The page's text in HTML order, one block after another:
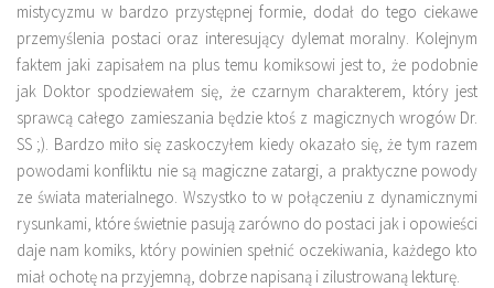
mistycyzmu w bardzo przystępnej formie, dodał do tego ciekawe
przemyślenia postaci oraz interesujący dylemat moralny. Kolejnym
faktem jaki zapisałem na plus temu komiksowi jest to, że podobnie
jak Doktor spodziewałem się, że czarnym charakterem, który jest
sprawcą całego zamieszania będzie ktoś z magicznych wrogów Dr.
SS ;). Bardzo miło się zaskoczyłem kiedy okazało się, że tym razem
powodami konfliktu nie są magiczne zatargi, a praktyczne powody
ze świata materialnego. Wszystko to w połączeniu z dynamicznymi
rysunkami, które świetnie pasują zarówno do postaci jak i opowieści
daje nam komiks, który powinien spełnić oczekiwania, każdego kto
miał ochotę na przyjemną, dobrze napisaną i zilustrowaną lekturę.